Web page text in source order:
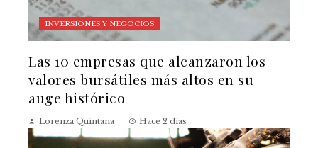
INVERSIONES Y NEGOCIOS
Las 10 empresas que alcanzaron los
valores bursátiles más altos en su
auge histórico
Lorenza Quintana Hace 2 días